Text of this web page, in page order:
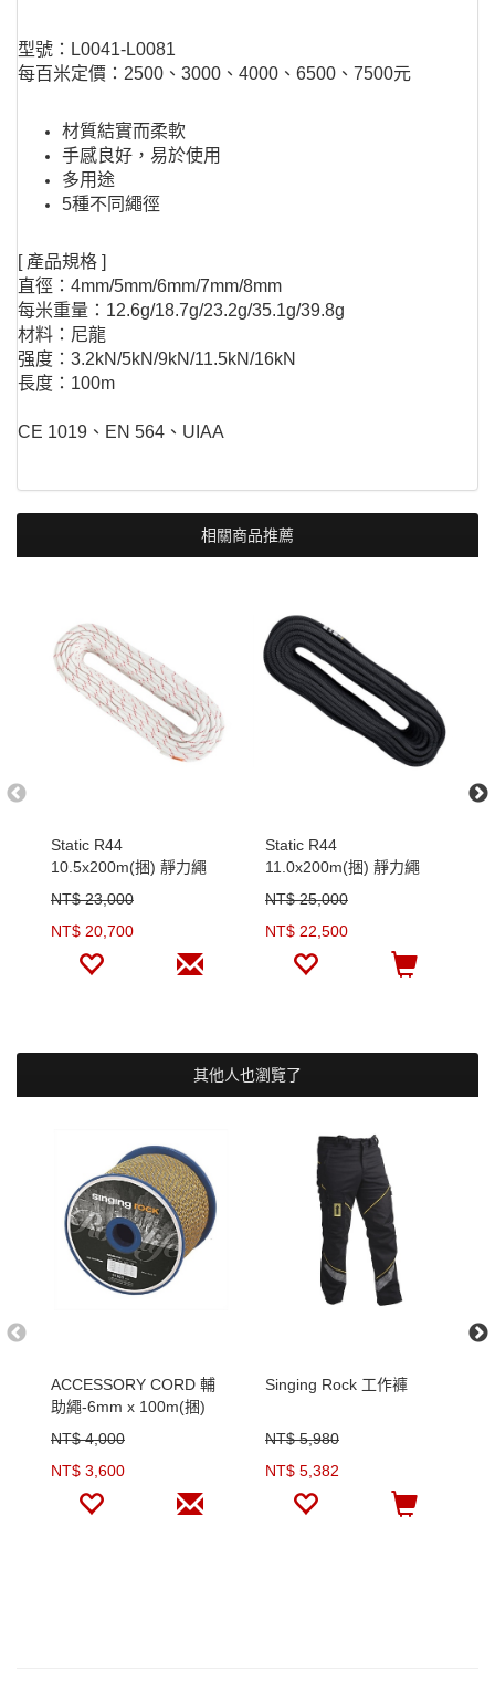
型號：L0041-L0081
每百米定價：2500、3000、4000、6500、7500元
材質結實而柔軟
手感良好，易於使用
多用途
5種不同繩徑
​[ 產品規格 ]
直徑：4mm/5mm/6mm/7mm/8mm
每米重量：12.6g/18.7g/23.2g/35.1g/39.8g
材料：尼龍
强度：3.2kN/5kN/9kN/11.5kN/16kN
長度：100m
CE 1019、EN 564、UIAA
相關商品推薦
Static R44
10.5x200m(捆) 靜力繩
NT$ 23,000
NT$ 20,700
Static R44
11.0x200m(捆) 靜力繩
NT$ 25,000
NT$ 22,500
其他人也瀏覽了
ACCESSORY CORD 輔
助繩-6mm x 100m(捆)
NT$ 4,000
NT$ 3,600
Singing Rock 工作褲
NT$ 5,980
NT$ 5,382